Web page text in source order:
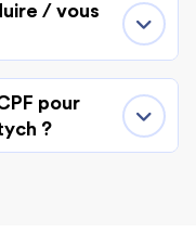
/ vous
pour
?